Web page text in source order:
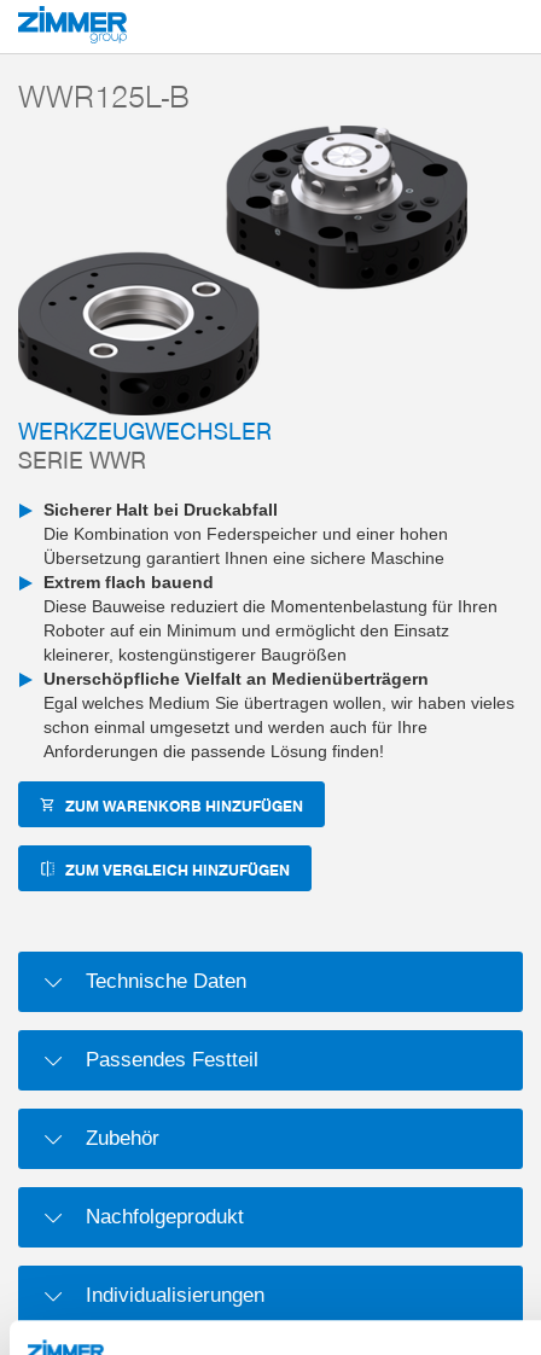
Start Produkte
WWR125L-B
WERKZEUGWECHSLER
SERIE WWR
Sicherer Halt bei Druckabfall
Die Kombination von Federspeicher und einer hohen
Übersetzung garantiert Ihnen eine sichere Maschine
Extrem flach bauend
Diese Bauweise reduziert die Momentenbelastung für Ihren
Roboter auf ein Minimum und ermöglicht den Einsatz
kleinerer, kostengünstigerer Baugrößen
Unerschöpfliche Vielfalt an Medienüberträgern
Egal welches Medium Sie übertragen wollen, wir haben vieles
schon einmal umgesetzt und werden auch für Ihre
Anforderungen die passende Lösung finden!
ZUM WARENKORB HINZUFÜGEN
ZUM VERGLEICH HINZUFÜGEN
Technische Daten
Passendes Festteil
Zubehör
Nachfolgeprodukt
Individualisierungen